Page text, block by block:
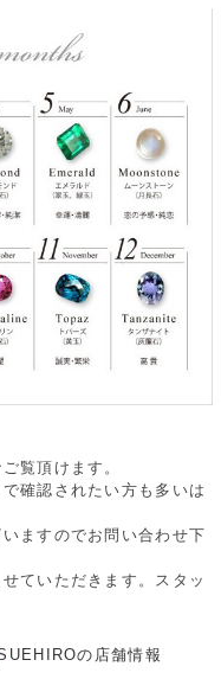
覧頂けます。
確認されたい方も多いは
ますのでお問い合わせ下
ていただきます。スタッ